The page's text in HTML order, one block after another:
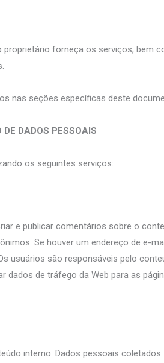
forneça os serviços, bem
nas seções específicas deste
DADOS PESSOAIS
os seguintes serviços:
e publicar comentários sobre o
Se houver um endereço de e-
usuários são responsáveis pelo
de tráfego da Web para as
interno. Dados pessoais